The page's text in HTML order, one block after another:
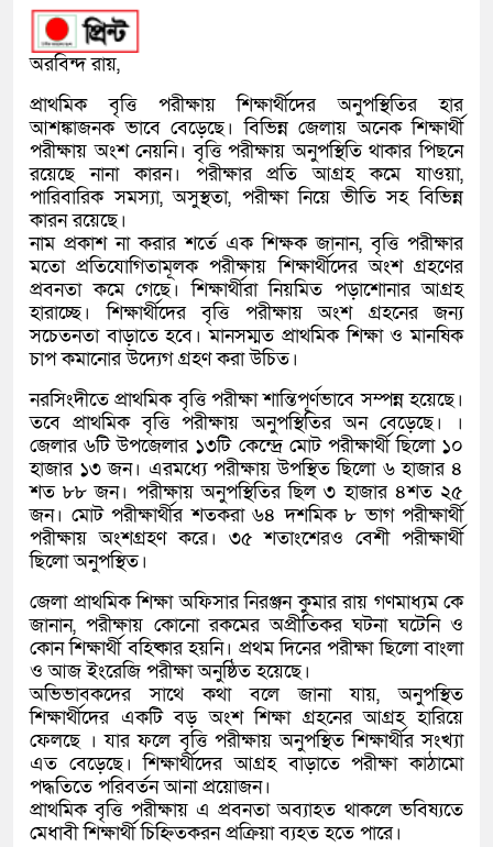
অরবিন্দ রায়,
প্রাথমিক বৃত্তি পরীক্ষায় শিক্ষার্থীদের অনুপস্থিতির হার
আশঙ্কাজনক ভাবে বেড়েছে। বিভিন্ন জেলায় অনেক শিক্ষার্থী
পরীক্ষায় অংশ নেয়নি। বৃত্তি পরীক্ষায় অনুপস্থিতি থাকার পিছনে
রয়েছে নানা কারন। পরীক্ষার প্রতি আগ্রহ কমে যাওয়া,
পারিবারিক সমস্যা, অসুস্থতা, পরীক্ষা নিয়ে ভীতি সহ বিভিন্ন
কারন রয়েছে।
নাম প্রকাশ না করার শর্তে এক শিক্ষক জানান, বৃত্তি পরীক্ষার
মতো প্রতিযোগিতামূলক পরীক্ষায় শিক্ষার্থীদের অংশ গ্রহণের
প্রবনতা কমে গেছে। শিক্ষার্থীরা নিয়মিত পড়াশোনার আগ্রহ
হারাচ্ছে। শিক্ষার্থীদের বৃত্তি পরীক্ষায় অংশ গ্রহনের জন্য
সচেতনতা বাড়াতে হবে। মানসম্মত প্রাথমিক শিক্ষা ও মানষিক
চাপ কমানোর উদ্যেগ গ্রহণ করা উচিত।
নরসিংদীতে প্রাথমিক বৃত্তি পরীক্ষা শান্তিপূর্ণভাবে সম্পন্ন হয়েছে।
তবে প্রাথমিক বৃত্তি পরীক্ষায় অনুপস্থিতির অন বেড়েছে। ।
জেলার ৬টি উপজেলার ১৩টি কেন্দ্রে মোট পরীক্ষার্থী ছিলো ১০
হাজার ১৩ জন। এরমধ্যে পরীক্ষায় উপস্থিত ছিলো ৬ হাজার ৪
শত ৮৮ জন। পরীক্ষায় অনুপস্থিতির ছিল ৩ হাজার ৪শত ২৫
জন। মোট পরীক্ষার্থীর শতকরা ৬৪ দশমিক ৮ ভাগ পরীক্ষার্থী
পরীক্ষায় অংশগ্রহণ করে। ৩৫ শতাংশেরও বেশী পরীক্ষার্থী
ছিলো অনুপস্থিত।
জেলা প্রাথমিক শিক্ষা অফিসার নিরঞ্জন কুমার রায় গণমাধ্যম কে
জানান, পরীক্ষায় কোনো রকমের অপ্রীতিকর ঘটনা ঘটেনি ও
কোন শিক্ষার্থী বহিষ্কার হয়নি। প্রথম দিনের পরীক্ষা ছিলো বাংলা
ও আজ ইংরেজি পরীক্ষা অনুষ্ঠিত হয়েছে।
অভিভাবকদের সাথে কথা বলে জানা যায়, অনুপস্থিত
শিক্ষার্থীদের একটি বড় অংশ শিক্ষা গ্রহনের আগ্রহ হারিয়ে
ফেলছে । যার ফলে বৃত্তি পরীক্ষায় অনুপস্থিত শিক্ষার্থীর সংখ্যা
এত বেড়েছে। শিক্ষার্থীদের আগ্রহ বাড়াতে পরীক্ষা কাঠামো
পদ্ধতিতে পরিবর্তন আনা প্রয়োজন।
প্রাথমিক বৃত্তি পরীক্ষায় এ প্রবনতা অব্যাহত থাকলে ভবিষ্যতে
মেধাবী শিক্ষার্থী চিহ্নিতকরন প্রক্রিয়া ব্যহত হতে পারে।